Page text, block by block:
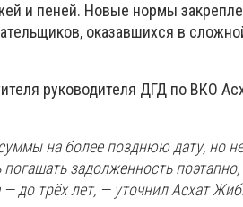
и пеней. Новые нормы
оказавшихся в
руководителя ДГД по ВКО
на более позднюю дату, но
задолженность
до трёх лет, — уточнил Асхат